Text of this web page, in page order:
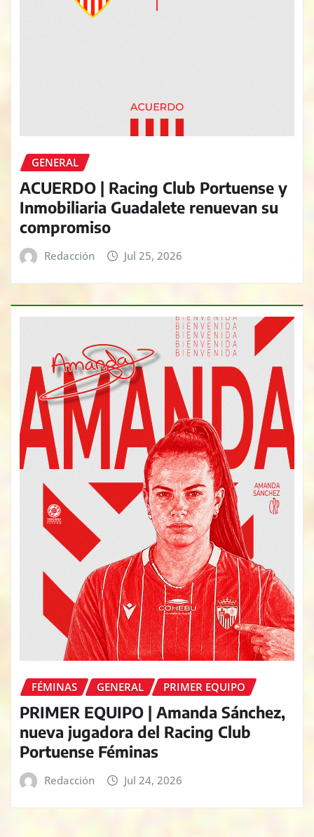
GENERAL
ACUERDO | Racing Club Portuense y
Inmobiliaria Guadalete renuevan su
compromiso
Redacción Jul 25, 2026
FÉMINAS GENERAL PRIMER EQUIPO
PRIMER EQUIPO | Amanda Sánchez,
nueva jugadora del Racing Club
Portuense Féminas
Redacción Jul 24, 2026